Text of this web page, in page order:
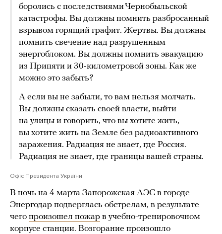
боролись с последствиями Чернобыльской
катастрофы. Вы должны помнить разбросанный
взрывом горящий графит. Жертвы. Вы должны
помнить свечение над разрушенным
энергоблоком. Вы должны помнить эвакуацию
из Припяти и 30-километровой зоны. Как же
можно это забыть?
А если вы не забыли, то вам нельзя молчать.
Вы должны сказать своей власти, выйти
на улицы и говорить, что вы хотите жить,
вы хотите жить на Земле без радиоактивного
заражения. Радиация не знает, где Россия.
Радиация не знает, где границы вашей страны.
Офіс Президента України
В ночь на 4 марта Запорожская АЭС в городе
Энергодар подверглась обстрелам, в результате
чего произошел пожар в учебно-тренировочном
корпусе станции. Возгорание произошло